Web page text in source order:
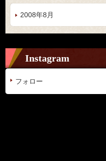
2008年8月
Instagram
フォロー